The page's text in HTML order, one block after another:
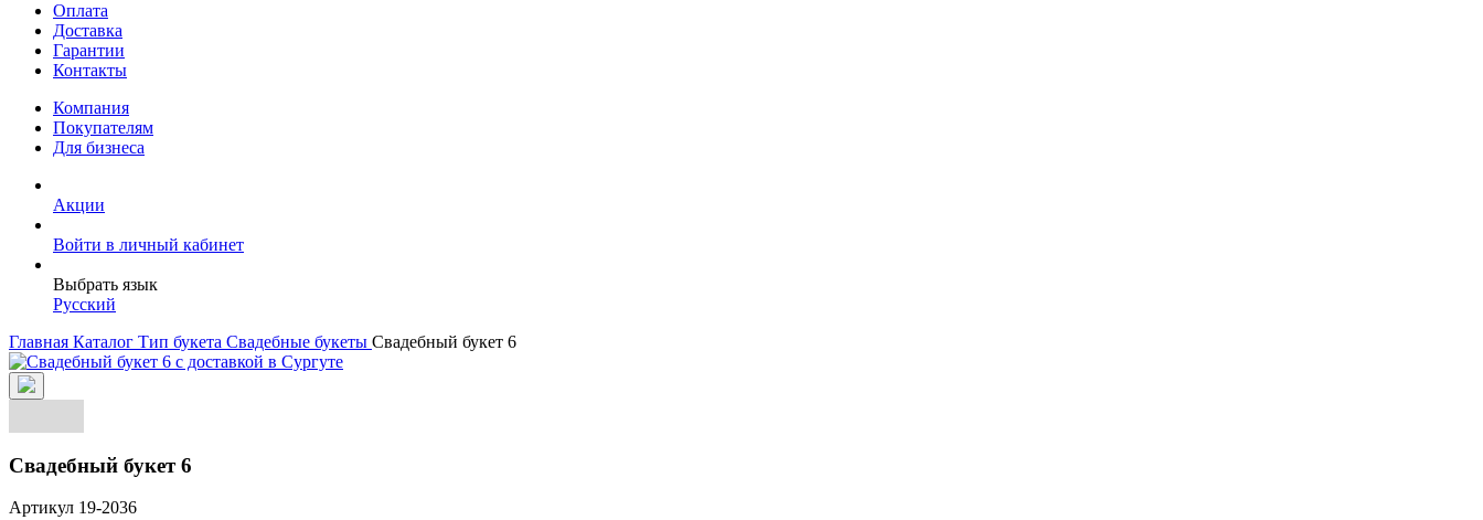
Оплата
Доставка
Гарантии
Контакты
Компания
Покупателям
Для бизнеса
Акции
Войти в личный кабинет
Выбрать язык
Русский
Главная Каталог Тип букета Свадебные букеты Свадебный букет 6
Свадебный букет 6
Артикул 19-2036